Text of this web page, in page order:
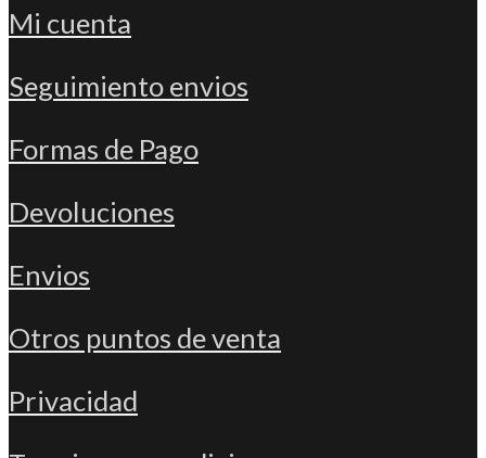
Mi cuenta
Seguimiento envios
Formas de Pago
Devoluciones
Envios
Otros puntos de venta
Privacidad